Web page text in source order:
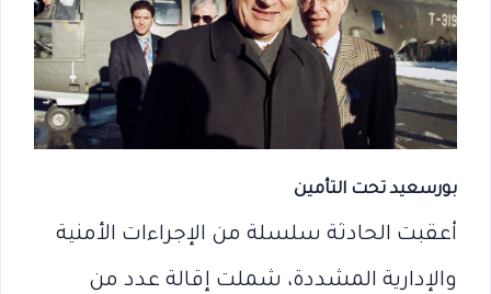
بورسعيد تحت التأمين
أعقبت الحادثة سلسلة من الإجراءات الأمنية
والإدارية المشددة، شملت إقالة عدد من